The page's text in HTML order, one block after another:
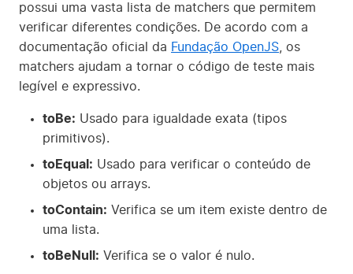
possui uma vasta lista de matchers que permitem
verificar diferentes condições. De acordo com a
documentação oficial da Fundação OpenJS , os
matchers ajudam a tornar o código de teste mais
legível e expressivo.
toBe: Usado para igualdade exata (tipos
primitivos).
toEqual: Usado para verificar o conteúdo de
objetos ou arrays.
toContain: Verifica se um item existe dentro de
uma lista.
toBeNull: Verifica se o valor é nulo.